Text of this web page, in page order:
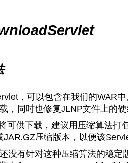
，可以包含在我们的WAR
，同时也修复JLNP文件上的
可供下载，建议用压缩算法打
JAR.GZ压缩版本，以便该
没有针对这种压缩算法的稳